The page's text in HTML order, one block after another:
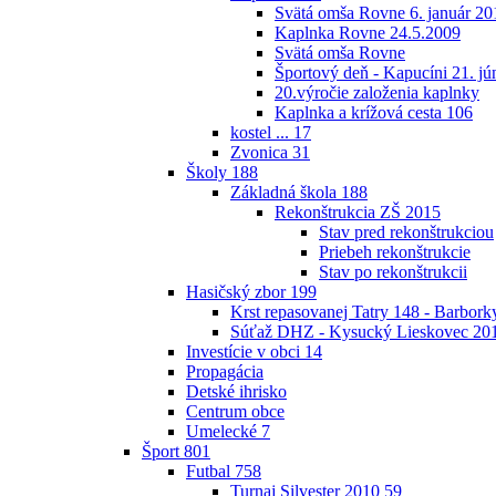
Svätá omša Rovne 6. január
Kaplnka Rovne 24.5.2009
Svätá omša Rovne
Športový deň - Kapucíni 21.
20.výročie založenia kaplnky
Kaplnka a krížová cesta 106
kostel ... 17
Zvonica 31
Školy 188
Základná škola 188
Rekonštrukcia ZŠ 2015
Stav pred rekonštrukciou
Priebeh rekonštrukcie
Stav po rekonštrukcii
Hasičský zbor 199
Krst repasovanej Tatry 148 -
Súťaž DHZ - Kysucký Lieskovec
Investície v obci 14
Propagácia
Detské ihrisko
Centrum obce
Umelecké 7
Šport 801
Futbal 758
Turnaj Silvester 2010 59